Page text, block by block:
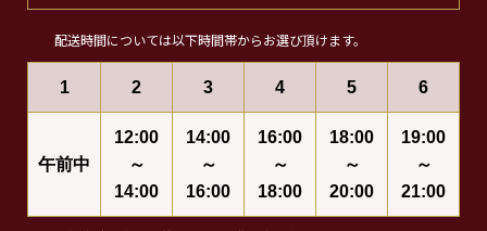
配送時間については以下時間帯からお選び頂けます。
1 2 3 4 5 6
午前中
12:00
～
14:00
14:00
～
16:00
16:00
～
18:00
18:00
～
20:00
19:00
～
21:00